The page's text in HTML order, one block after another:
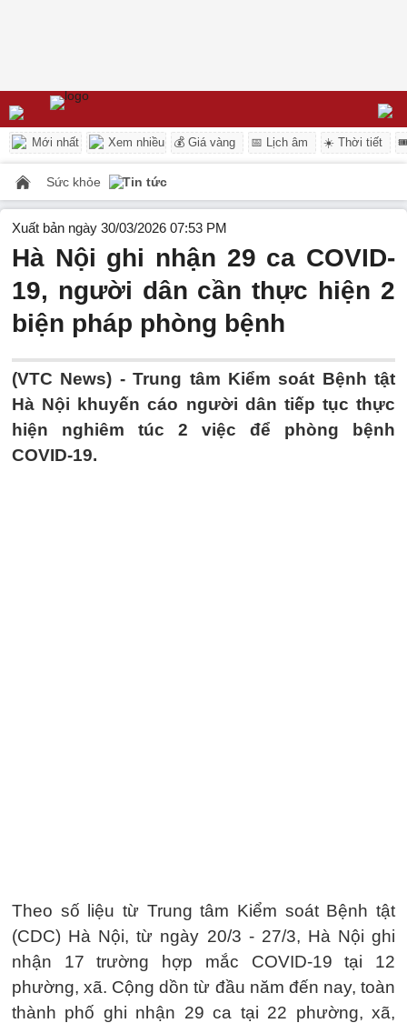
Mới nhất Xem nhiều 💰 Giá vàng 📅 Lịch âm ☀️ Thời tiết
Sức khỏe Tin tức
Xuất bản ngày 30/03/2026 07:53 PM
Hà Nội ghi nhận 29 ca COVID-
19, người dân cần thực hiện 2
biện pháp phòng bệnh
(VTC News) -Trung tâm Kiểm soát Bệnh tật
Hà Nội khuyến cáo người dân tiếp tục thực
hiện nghiêm túc 2 việc để phòng bệnh
COVID-19.
Theo số liệu từ Trung tâm Kiểm soát Bệnh tật
(CDC) Hà Nội, từ ngày 20/3 - 27/3, Hà Nội ghi
nhận 17 trường hợp mắc COVID-19 tại 12
phường, xã. Cộng dồn từ đầu năm đến nay, toàn
thành phố ghi nhận 29 ca tại 22 phường, xã,